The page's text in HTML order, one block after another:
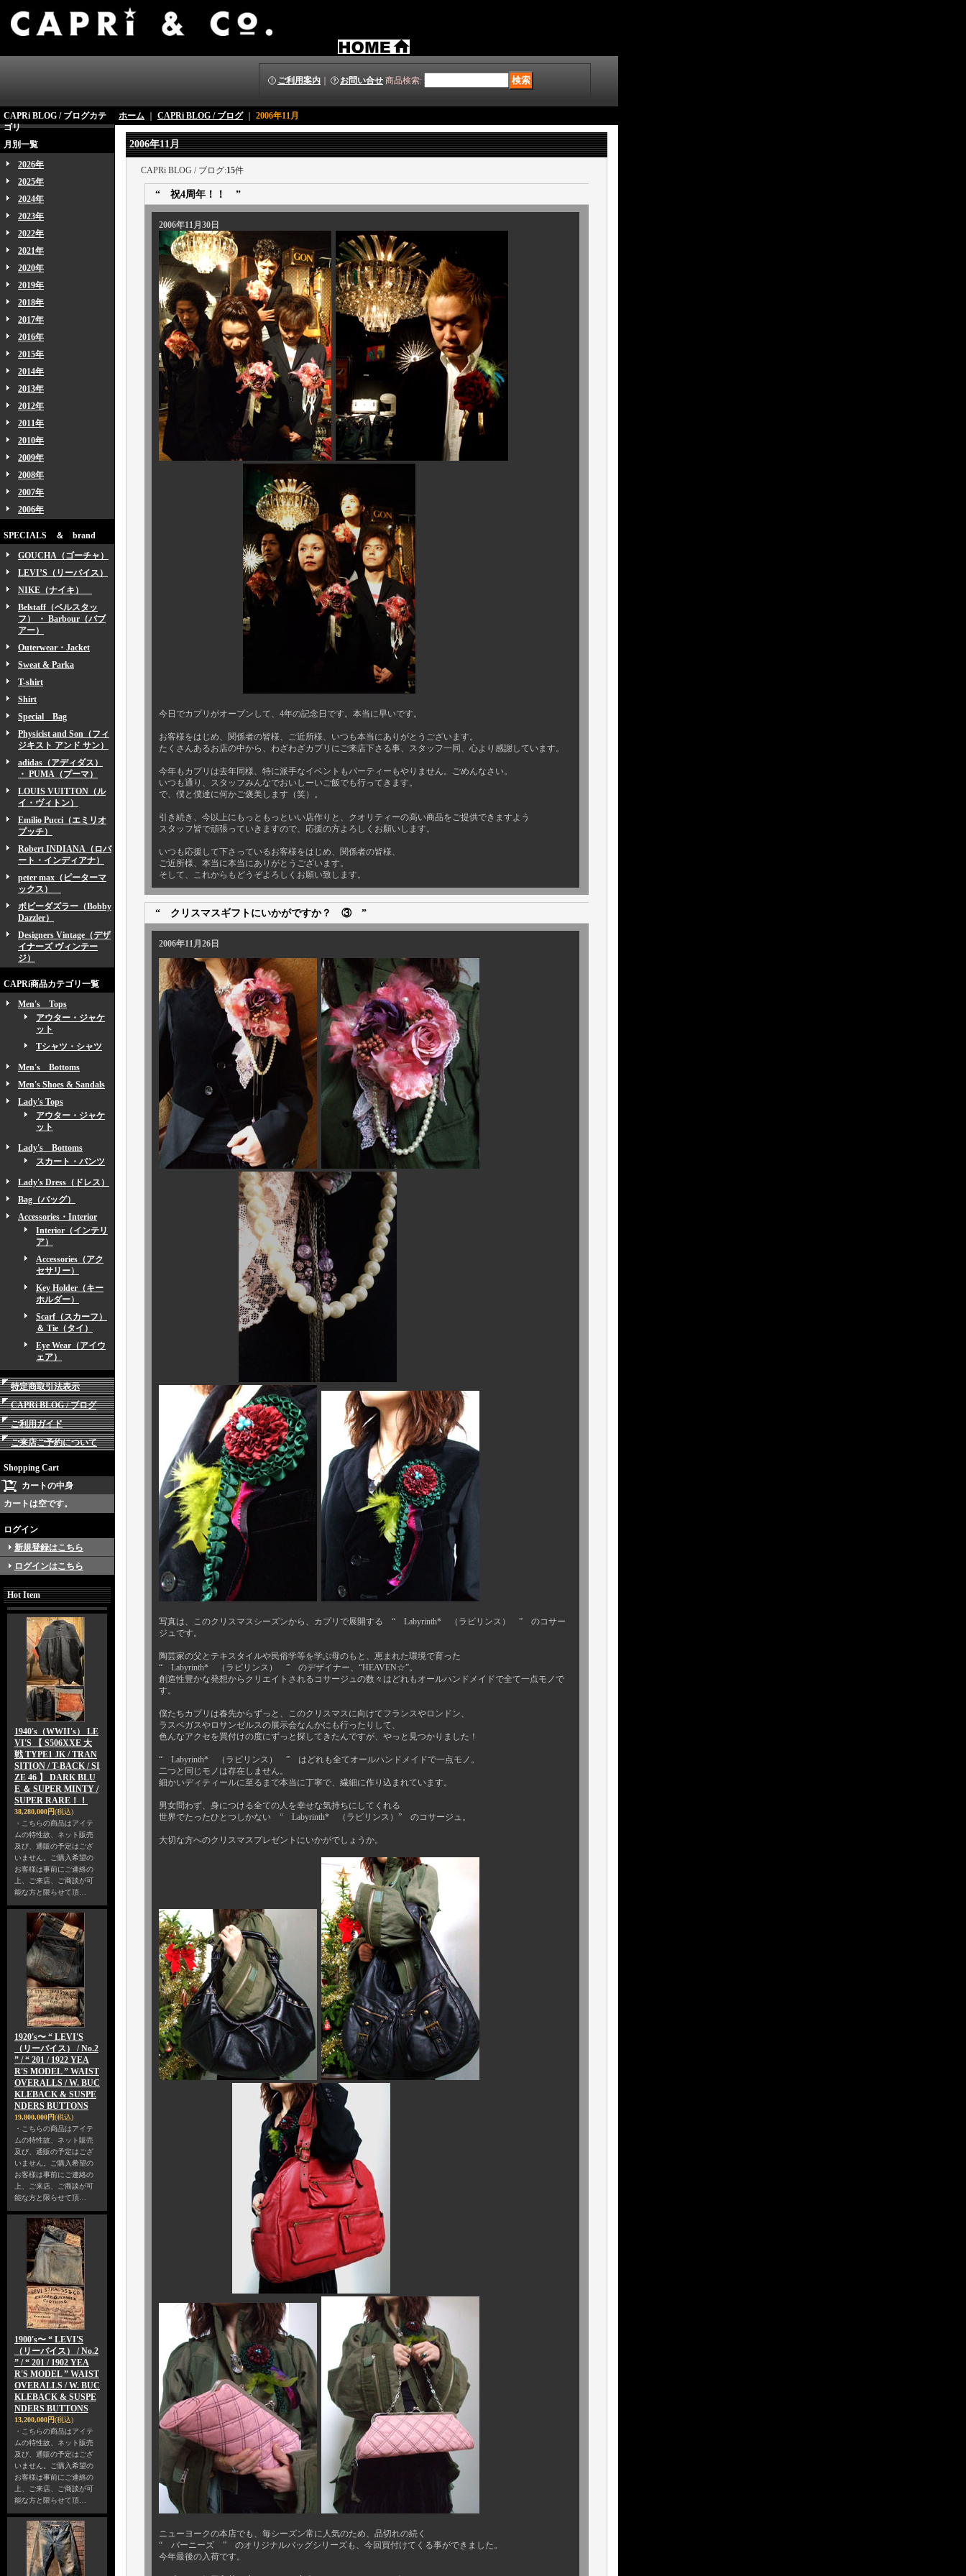
ご利用案内 お問い合せ 商品検索:
CAPRi BLOG / ブログカテ
ゴリ
月別一覧
2026年
2025年
2024年
2023年
2022年
2021年
2020年
2019年
2018年
2017年
2016年
2015年
2014年
2013年
2012年
2011年
2010年
2009年
2008年
2007年
2006年
SPECIALS ＆ brand
GOUCHA（ゴーチャ）
LEVI’S（リーバイス）
NIKE（ナイキ）
Belstaff（ベルスタッ
フ） ・ Barbour（バブ
アー）
Outerwear・Jacket
Sweat & Parka
T-shirt
Shirt
Special Bag
Physicist and Son（フィ
ジキスト アンド サン）
adidas（アディダス）
・ PUMA（プーマ）
LOUIS VUITTON（ル
イ・ヴィトン）
Emilio Pucci（エミリオ
プッチ）
Robert INDIANA（ロバ
ート・インディアナ）
peter max（ピーターマ
ックス）
ボビーダズラー（Bobby
Dazzler）
Designers Vintage（デザ
イナーズ ヴィンテー
ジ）
CAPRi商品カテゴリ一覧
Men's Tops
アウター・ジャケ
ット
Tシャツ・シャツ
Men's Bottoms
Men's Shoes & Sandals
Lady's Tops
アウター・ジャケ
ット
Lady's Bottoms
スカート・パンツ
Lady's Dress（ドレス）
Bag（バッグ）
Accessories・Interior
Interior（インテリ
ア）
Accessories（アク
セサリー）
Key Holder（キー
ホルダー）
Scarf（スカーフ）
＆ Tie（タイ）
Eye Wear（アイウ
ェア）
特定商取引法表示
CAPRi BLOG / ブログ
ご利用ガイド
ご来店ご予約について
Shopping Cart
カートの中身
カートは空です。
ログイン
新規登録はこちら
ログインはこちら
Hot Item
1940's（WWII's） LE
VI'S 【 S506XXE 大
戦 TYPE1 JK / TRAN
SITION / T-BACK / SI
ZE 46 】 DARK BLU
E ＆ SUPER MINTY /
SUPER RARE！！
38,280,000円(税込)
・こちらの商品はアイテ
ムの特性故、ネット販売
及び、通販の予定はござ
いません。ご購入希望の
お客様は事前にご連絡の
上、ご来店、ご商談が可
能な方と限らせて頂…
1920's〜 “ LEVI'S
（リーバイス） / No.2
” / “ 201 / 1922 YEA
R'S MODEL ” WAIST
OVERALLS / W. BUC
KLEBACK & SUSPE
NDERS BUTTONS
19,800,000円(税込)
・こちらの商品はアイテ
ムの特性故、ネット販売
及び、通販の予定はござ
いません。ご購入希望の
お客様は事前にご連絡の
上、ご来店、ご商談が可
能な方と限らせて頂…
1900's〜 “ LEVI'S
（リーバイス） / No.2
” / “ 201 / 1902 YEA
R'S MODEL ” WAIST
OVERALLS / W. BUC
KLEBACK & SUSPE
NDERS BUTTONS
13,200,000円(税込)
・こちらの商品はアイテ
ムの特性故、ネット販売
及び、通販の予定はござ
いません。ご購入希望の
お客様は事前にご連絡の
上、ご来店、ご商談が可
能な方と限らせて頂…
ホーム CAPRi BLOG / ブログ｜ 2006年11月
2006年11月
CAPRi BLOG / ブログ:15件
“ 祝4周年！！ ”
2006年11月30日
今日でカプリがオープンして、4年の記念日です。本当に早いです。
お客様をはじめ、関係者の皆様、ご近所様、いつも本当にありがとうございます。
たくさんあるお店の中から、わざわざカプリにご来店下さる事、スタッフ一同、心より感謝しています。
今年もカプリは去年同様、特に派手なイベントもパーティーもやりません。ごめんなさい。
いつも通り、スタッフみんなでおいしーいご飯でも行ってきます。
で、僕と僕達に何かご褒美します（笑）。
引き続き、今以上にもっともっといい店作りと、クオリティーの高い商品をご提供できますよう
スタッフ皆で頑張っていきますので、応援の方よろしくお願いします。
いつも応援して下さっているお客様をはじめ、関係者の皆様、
ご近所様、本当に本当にありがとうございます。
そして、これからもどうぞよろしくお願い致します。
“ クリスマスギフトにいかがですか？ ③ ”
2006年11月26日
写真は、このクリスマスシーズンから、カプリで展開する “ Labyrinth* （ラビリンス） ” のコサー
ジュです。
陶芸家の父とテキスタイルや民俗学等を学ぶ母のもと、恵まれた環境で育った
“ Labyrinth* （ラビリンス） ” のデザイナー、“HEAVEN☆”。
創造性豊かな発想からクリエイトされるコサージュの数々はどれもオールハンドメイドで全て一点モノで
す。
僕たちカプリは春先からずっと、このクリスマスに向けてフランスやロンドン、
ラスベガスやロサンゼルスの展示会なんかにも行ったりして、
色んなアクセを買付けの度にずっと探してきたんですが、やっと見つかりました！
“ Labyrinth* （ラビリンス） ” はどれも全てオールハンドメイドで一点モノ。
二つと同じモノは存在しません。
細かいディティールに至るまで本当に丁寧で、繊細に作り込まれています。
男女問わず、身につける全ての人を幸せな気持ちにしてくれる
世界でたったひとつしかない “ Labyrinth* （ラビリンス）” のコサージュ。
大切な方へのクリスマスプレゼントにいかがでしょうか。
ニューヨークの本店でも、毎シーズン常に人気のため、品切れの続く
“ バーニーズ ” のオリジナルバッグシリーズも、今回買付けてくる事ができました。
今年最後の入荷です。